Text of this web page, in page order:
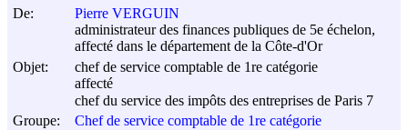
De:
Pierre VERGUIN
administrateur des finances publiques de 5e échelon,
affecté dans le département de la Côte-d'Or
Objet:
chef de service comptable de 1re catégorie
affecté
chef du service des impôts des entreprises de Paris 7
Groupe:
Chef de service comptable de 1re catégorie